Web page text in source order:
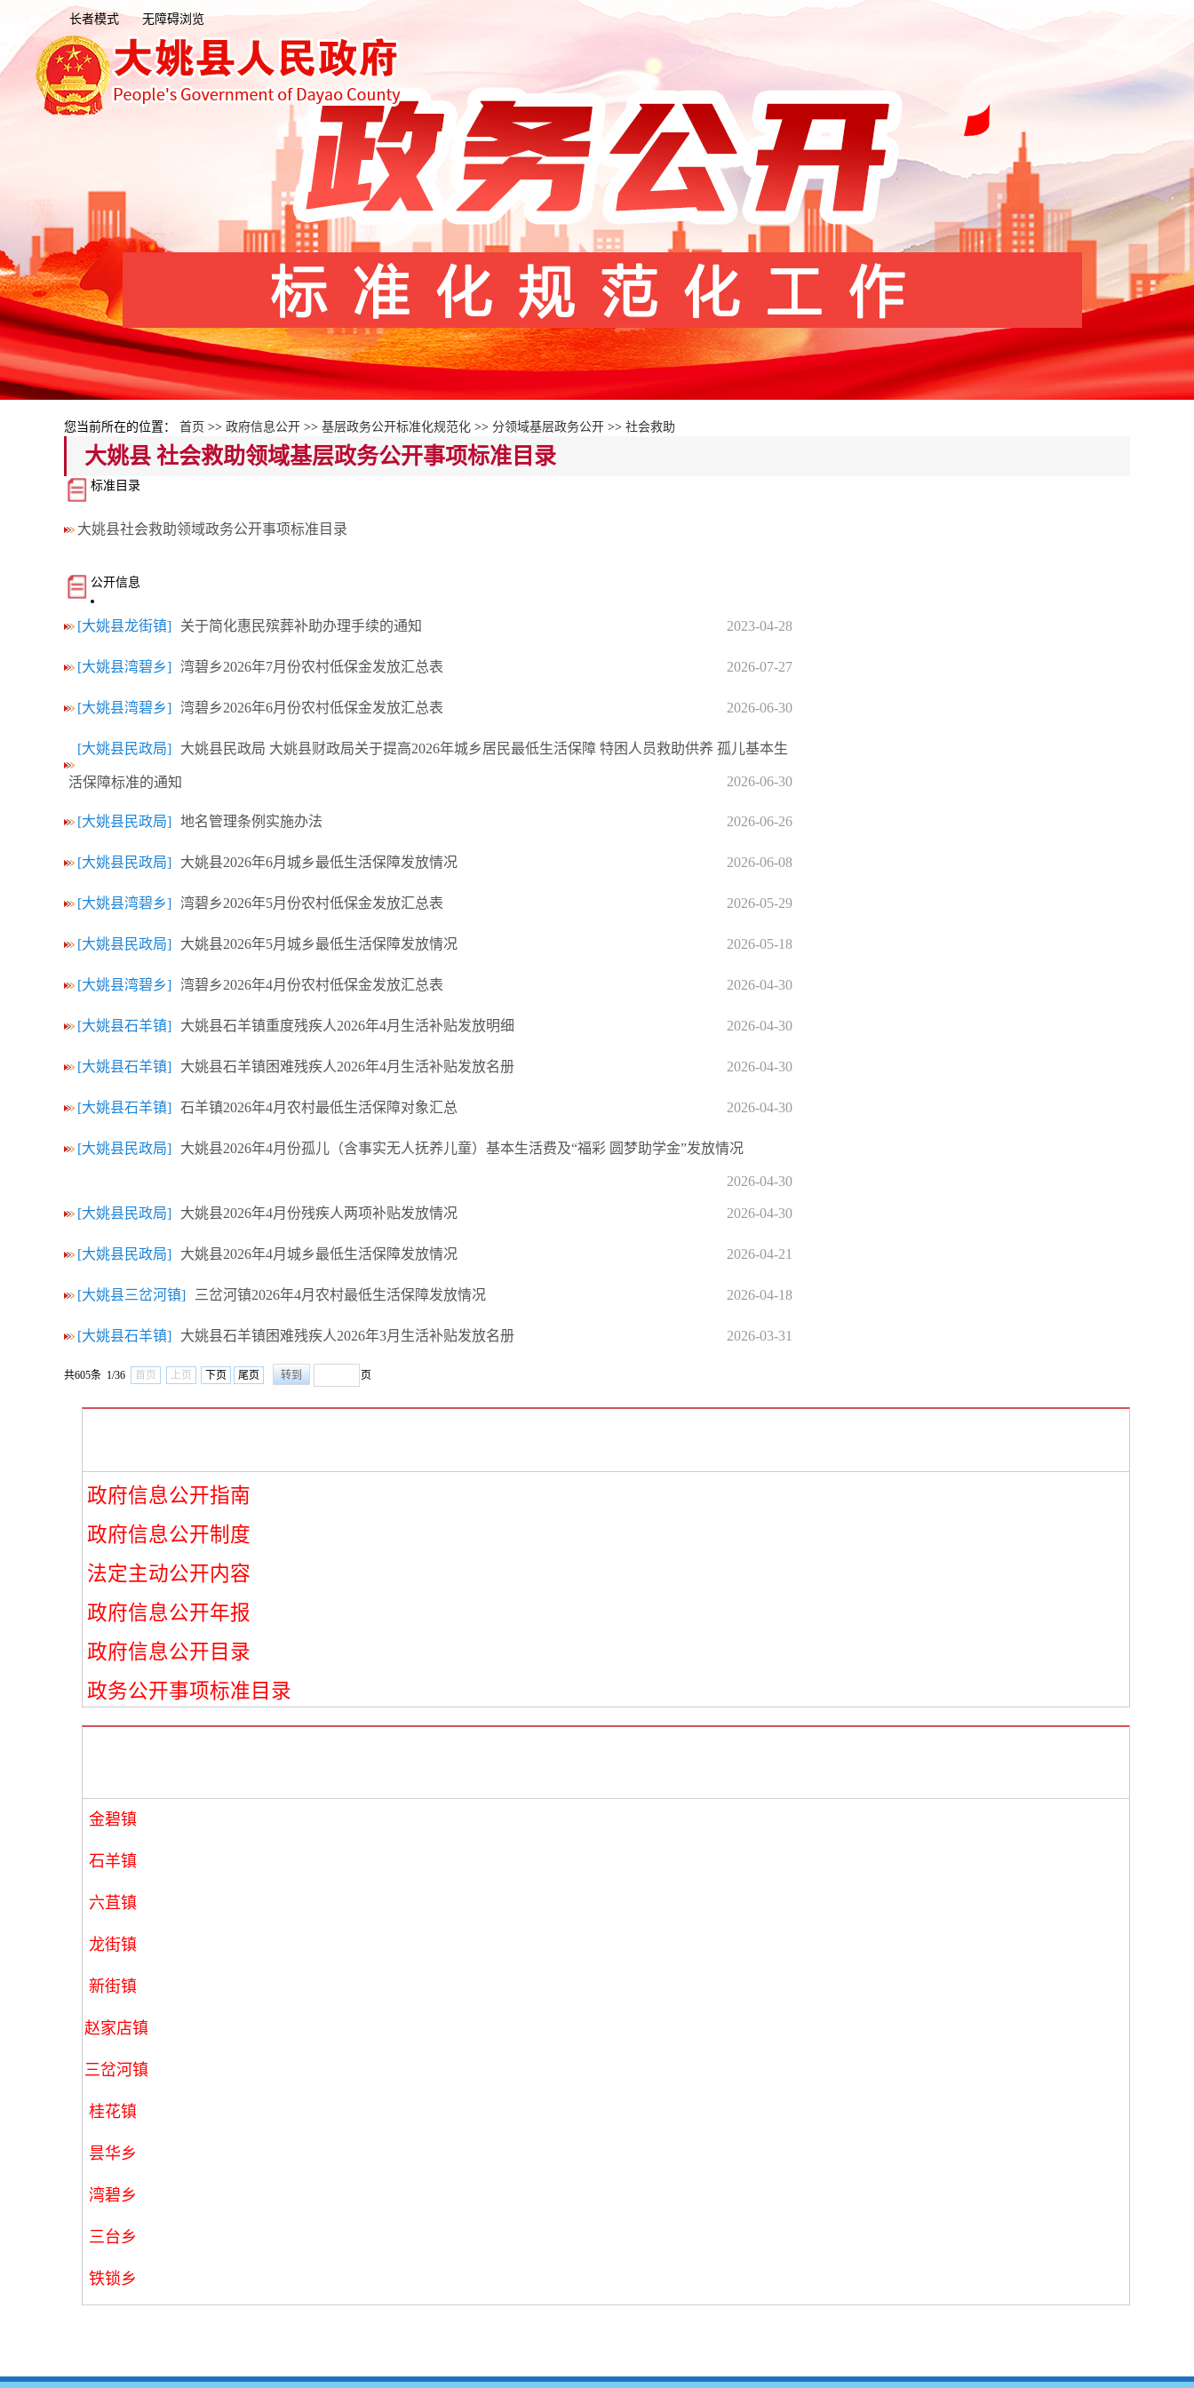
无障碍浏览
长者模式
您当前所在的位置： 首页 >> 政府信息公开 >> 基层政务公开标准化规范化 >> 分领域基层政务公开 >> 社会救助
大姚县 社会救助领域基层政务公开事项标准目录
标准目录
大姚县社会救助领域政务公开事项标准目录
公开信息
[大姚县龙街镇] 关于简化惠民殡葬补助办理手续的通知 2023-04-28
[大姚县湾碧乡] 湾碧乡2026年7月份农村低保金发放汇总表 2026-07-27
[大姚县湾碧乡] 湾碧乡2026年6月份农村低保金发放汇总表 2026-06-30
[大姚县民政局] 大姚县民政局 大姚县财政局关于提高2026年城乡居民最低生活保障 特困人员救助供养 孤儿基本生
活保障标准的通知 2026-06-30
[大姚县民政局] 地名管理条例实施办法 2026-06-26
[大姚县民政局] 大姚县2026年6月城乡最低生活保障发放情况 2026-06-08
[大姚县湾碧乡] 湾碧乡2026年5月份农村低保金发放汇总表 2026-05-29
[大姚县民政局] 大姚县2026年5月城乡最低生活保障发放情况 2026-05-18
[大姚县湾碧乡] 湾碧乡2026年4月份农村低保金发放汇总表 2026-04-30
[大姚县石羊镇] 大姚县石羊镇重度残疾人2026年4月生活补贴发放明细 2026-04-30
[大姚县石羊镇] 大姚县石羊镇困难残疾人2026年4月生活补贴发放名册 2026-04-30
[大姚县石羊镇] 石羊镇2026年4月农村最低生活保障对象汇总 2026-04-30
[大姚县民政局] 大姚县2026年4月份孤儿（含事实无人抚养儿童）基本生活费及“福彩 圆梦助学金”发放情况
2026-04-30
[大姚县民政局] 大姚县2026年4月份残疾人两项补贴发放情况 2026-04-30
[大姚县民政局] 大姚县2026年4月城乡最低生活保障发放情况 2026-04-21
[大姚县三岔河镇] 三岔河镇2026年4月农村最低生活保障发放情况 2026-04-18
[大姚县石羊镇] 大姚县石羊镇困难残疾人2026年3月生活补贴发放名册 2026-03-31
共605条 1/36 首页 上页 下页 尾页 页
政府信息公开指南
政府信息公开制度
法定主动公开内容
政府信息公开年报
政府信息公开目录
政务公开事项标准目录
金碧镇
石羊镇
六苴镇
龙街镇
新街镇
赵家店镇
三岔河镇
桂花镇
昙华乡
湾碧乡
三台乡
铁锁乡